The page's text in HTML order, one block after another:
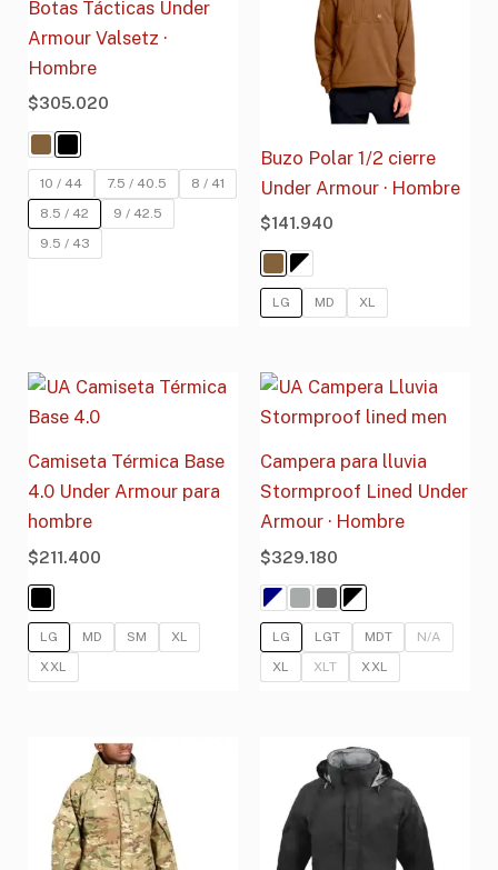
Botas Tácticas Under
Armour Valsetz ·
Hombre
$305.020
10 / 44 7.5 / 40.5
8 / 41
8.5 / 42
9 / 42.5
9.5 / 43
Buzo Polar 1/2 cierre
Under Armour · Hombre
$141.940
LG MD XL
Camiseta Térmica Base
4.0 Under Armour para
hombre
$211.400
LG MD SM
XL
XXL
Campera para lluvia
Stormproof Lined Under
Armour · Hombre
$329.180
LG LGT MDT
N/A
XL
XLT XXL